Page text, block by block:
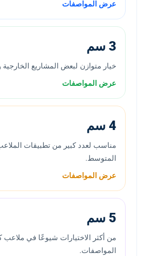
عرض المواصفات
3 سم
خيار متوازن لبعض المشاريع الخارجية
عرض المواصفات
4 سم
مناسب لعدد كبير من تطبيقات
المتوسط.
عرض المواصفات
5 سم
من أكثر الاختيارات شيوعًا في
المواصفات.